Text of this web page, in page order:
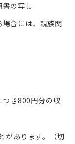
の写し
合には、親族関
つき800円分の収
があります。（切